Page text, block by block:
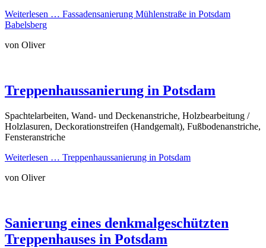
Weiterlesen … Fassadensanierung Mühlenstraße in Potsdam
Babelsberg
von Oliver
Treppenhaussanierung in Potsdam
Spachtelarbeiten, Wand- und Deckenanstriche, Holzbearbeitung /
Holzlasuren, Deckorationstreifen (Handgemalt), Fußbodenanstriche,
Fensteranstriche
Weiterlesen … Treppenhaussanierung in Potsdam
von Oliver
Sanierung eines denkmalgeschützten
Treppenhauses in Potsdam